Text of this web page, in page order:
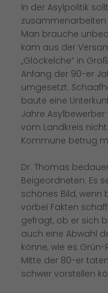
In der Asylpolitik
Man brauche
kam aus der
Glöckelche“ in
Anfang der 90-er
umgesetzt.
baute eine
Jahre
vom Landkreis
Kommune betrug
Dr. Thomas
Beigeordneten. Es
schönes Bild, wenn
vorbei Fakten
gefragt, ob er sich
auch eine Abwahl
könne, wie es
Mitte der 80-er
schwer vorstellen